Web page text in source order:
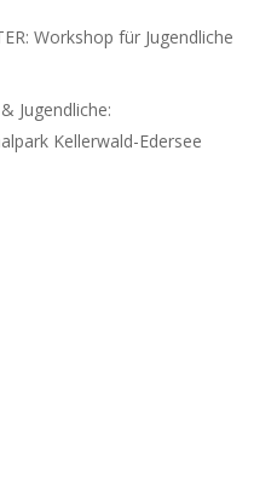
Workshop für Jugendliche
Jugendliche:
Kellerwald-Edersee